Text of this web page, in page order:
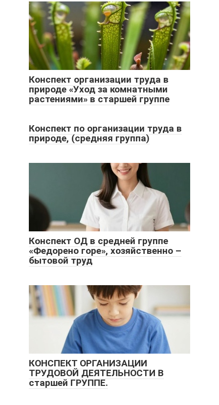
Конспект организации труда в
природе «Уход за комнатными
растениями» в старшей группе
Конспект по организации труда в
природе, (средняя группа)
Конспект ОД в средней группе
«Федорено горе», хозяйственно –
бытовой труд
КОНСПЕКТ ОРГАНИЗАЦИИ
ТРУДОВОЙ ДЕЯТЕЛЬНОСТИ В
старшей ГРУППЕ.